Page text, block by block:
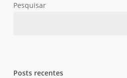
Pesquisar
Posts recentes